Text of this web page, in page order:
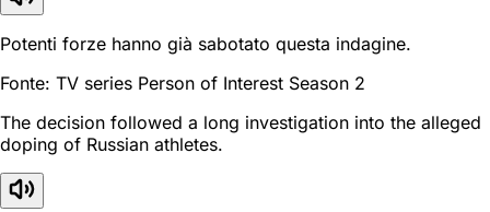
Potenti forze hanno già sabotato questa indagine.
Fonte: TV series Person of Interest Season 2
The decision followed a long investigation into the alleged
doping of Russian athletes.